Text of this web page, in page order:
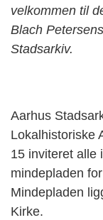
velkommen til
Blach
Stadsarkiv.
Aarhus
Lokalhistoriske
15 inviteret alle
mindepladen
Mindepladen
Kirke.